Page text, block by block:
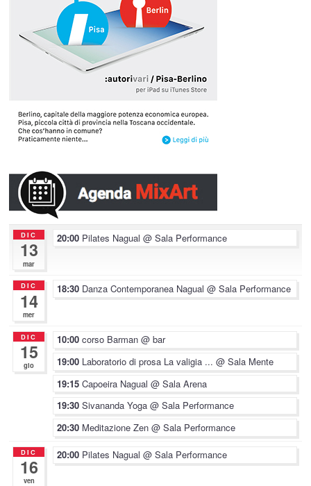
DIC
13
mar
20:00 Pilates Nagual@ Sala Performance
DIC
14
mer
18:30 Danza Contemporanea Nagual@ Sala Performance
DIC
15
gio
10:00corso Barman@ bar
19:00 Laboratorio di prosa La valigia ...@ Sala Mente
19:15Capoeira Nagual@ Sala Arena
19:30Sivananda Yoga@ Sala Performance
20:30 Meditazione Zen@ Sala Performance
DIC
16
ven
20:00 Pilates Nagual@ Sala Performance